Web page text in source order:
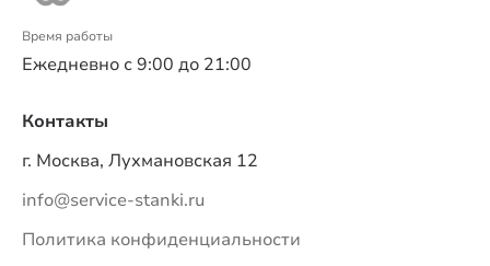
Время работы
Ежедневно с 9:00 до 21:00
Контакты
г. Москва, Лухмановская 12
info@service-stanki.ru
Политика конфиденциальности